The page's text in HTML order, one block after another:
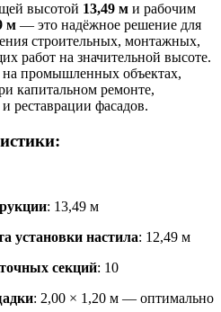
высотой 13,49 м и рабочим
м — это надёжное решение для
строительных, монтажных,
работ на значительной высоте.
на промышленных объектах,
капитальном ремонте,
реставрации фасадов.
: 13,49 м
установки настила: 12,49 м
секций: 10
: 2,00 × 1,20 м — оптимально